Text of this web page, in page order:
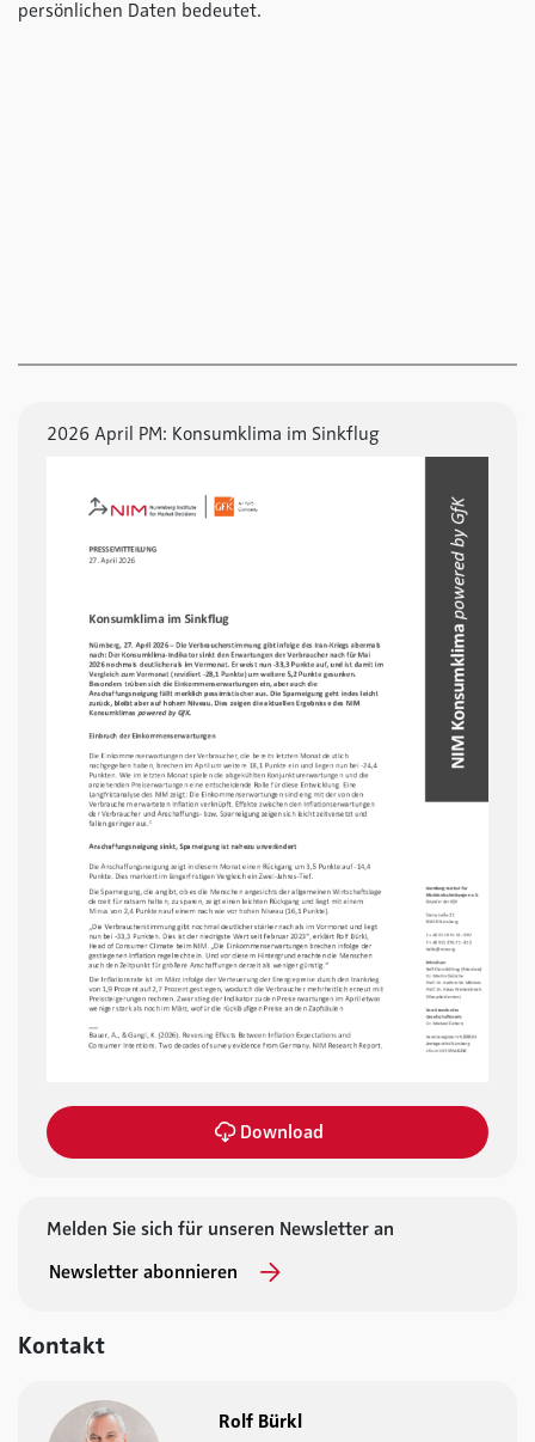
2026 April PM: Konsumklima im Sinkflug
Download
Melden Sie sich für unseren Newsletter an
Newsletter abonnieren
persönlichen Daten bedeutet.
Kontakt
Rolf Bürkl